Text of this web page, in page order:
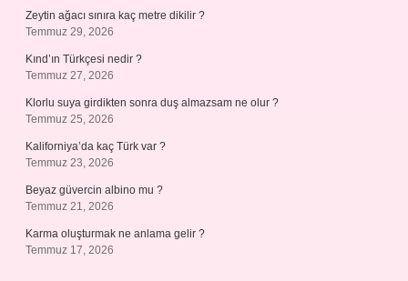
Zeytin ağacı sınıra kaç metre dikilir ?
Temmuz 29, 2026
Kınd’ın Türkçesi nedir ?
Temmuz 27, 2026
Klorlu suya girdikten sonra duş almazsam ne olur ?
Temmuz 25, 2026
Kaliforniya’da kaç Türk var ?
Temmuz 23, 2026
Beyaz güvercin albino mu ?
Temmuz 21, 2026
Karma oluşturmak ne anlama gelir ?
Temmuz 17, 2026